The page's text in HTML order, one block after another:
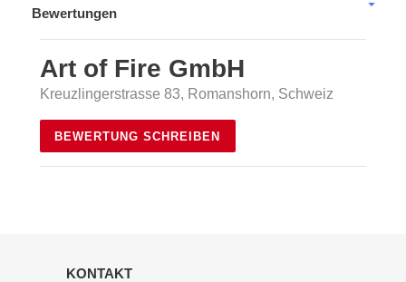
Bewertungen
Art of Fire GmbH
Kreuzlingerstrasse 83, Romanshorn, Schweiz
BEWERTUNG SCHREIBEN
KONTAKT